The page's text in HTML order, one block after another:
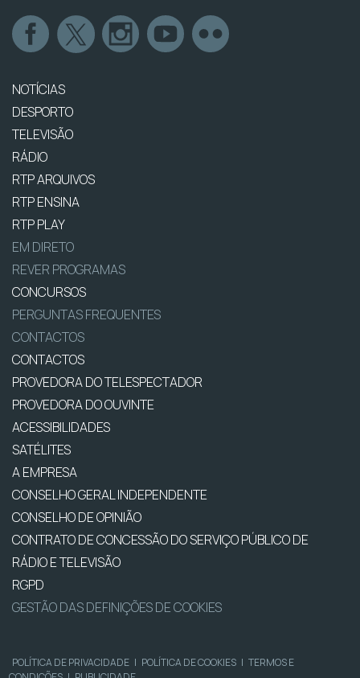
NOTÍCIAS
DESPORTO
TELEVISÃO
RÁDIO
RTP ARQUIVOS
RTP ENSINA
RTP PLAY
EM DIRETO
REVER PROGRAMAS
CONCURSOS
PERGUNTAS FREQUENTES
CONTACTOS
CONTACTOS
PROVEDORA DO TELESPECTADOR
PROVEDORA DO OUVINTE
ACESSIBILIDADES
SATÉLITES
A EMPRESA
CONSELHO GERAL INDEPENDENTE
CONSELHO DE OPINIÃO
CONTRATO DE CONCESSÃO DO SERVIÇO PÚBLICO DE
RÁDIO E TELEVISÃO
RGPD
GESTÃO DAS DEFINIÇÕES DE COOKIES
POLÍTICA DE PRIVACIDADE | POLÍTICA DE COOKIES | TERMOS E